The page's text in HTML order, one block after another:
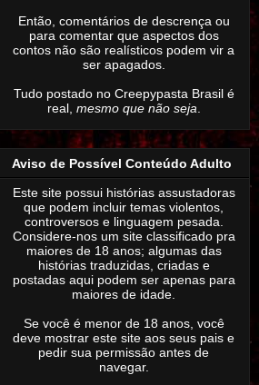
Então, comentários de descrença ou
para comentar que aspectos dos
contos não são realísticos podem vir a
ser apagados.
Tudo postado no Creepypasta Brasil é
real, mesmo que não seja
Aviso de Possível Conteúdo Adulto
Este site possui histórias assustadoras
que podem incluir temas violentos,
controversos e linguagem pesada.
Considere-nos um site classificado pra
maiores de 18 anos; algumas das
histórias traduzidas, criadas e
postadas aqui podem ser apenas para
maiores de idade.
Se você é menor de 18 anos, você
deve mostrar este site aos seus pais e
pedir sua permissão antes de
navegar.